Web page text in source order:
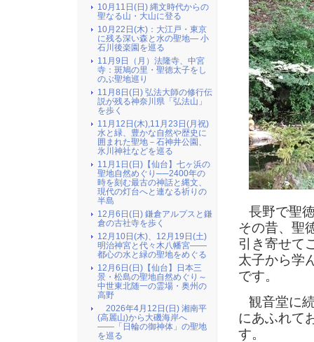
長野で聖
その昔、聖
引き寄せて
太子から学
です。
観音堂に
にあふれて
す。
10月11日(日) 縄文時代からの
聖なる山・大山に登る
10月22日(木)：大江戸・東京
に残る深い森と水の聖地― 小
石川後楽園を巡る
11月9日（月）法隆寺、中宮
寺：斑鳩の里・聖徳太子をし
のぶ聖地巡り
11月8日(日) 弘法大師の修行伝
説が残る神奈川県「弘法山」
を歩く
11月12日(木),11月23日(月祝)
水と緑、豊かな自然や歴史に
囲まれた聖地－石神井公園、
氷川神社などを巡る
11月1日(日)【仙台】七ヶ浜の
聖地自然めぐり──2400年の
時を刻む最古の神話と縄文、
現代の灯台へと連なる祈りの
半島
12月6日(日) 鎌倉アルプスと鎌
倉の古社寺を歩く
12月10日(木)、12月19日(土)
明治神宮と代々木八幡宮――
都心の水と緑の聖地をめぐる
12月6日(日)【仙台】日本三
景・松島の聖地自然めぐり～
中世東北随一の霊場・奥州の
高野
2026年4月12日(日) 湘南平
(高麗山)から大磯海岸へ
――「日輪の御神体」の聖地
を巡る